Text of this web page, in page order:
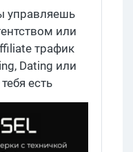
для
фокусом
управляешь
или
трафик
Dating или
есть
платформой
Paxle
— годы